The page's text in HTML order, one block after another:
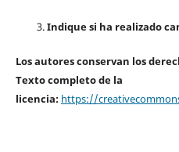
Indique si ha realizado
Los autores conservan los
Texto completo de la
licencia: https://